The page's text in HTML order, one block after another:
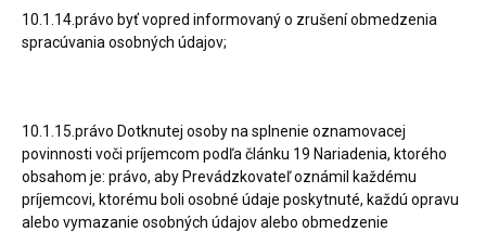
10.1.14.právo byť vopred informovaný o zrušení obmedzenia
spracúvania osobných údajov;
10.1.15.právo Dotknutej osoby na splnenie oznamovacej
povinnosti voči príjemcom podľa článku 19 Nariadenia, ktorého
obsahom je: právo, aby Prevádzkovateľ oznámil každému
príjemcovi, ktorému boli osobné údaje poskytnuté, každú opravu
alebo vymazanie osobných údajov alebo obmedzenie